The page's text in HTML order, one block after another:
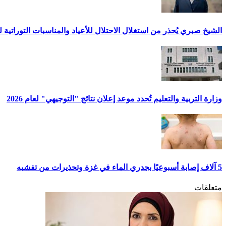
الشيخ صبري يُحذر من استغلال الاحتلال للأعياد والمناسبات
وزارة التربية والتعليم تُحدد موعد إعلان نتائج "التوجيهي" لعام 2026
5 آلاف إصابة أسبوعيًا بجدري الماء في غزة وتحذيرات من تفشيه
متعلقات